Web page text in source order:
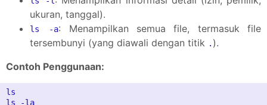
ukuran, tanggal).
ls -a: Menampilkan semua file, termasuk file
tersembunyi (yang diawali dengan titik . ).
Contoh Penggunaan:
ls